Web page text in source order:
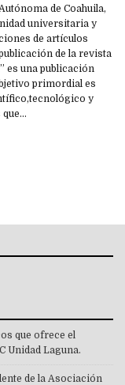
de Coahuila,
universitaria y
de artículos
de la revista
es una publicación
primordial es
y
que…
que ofrece el
Unidad Laguna.
de la Asociación